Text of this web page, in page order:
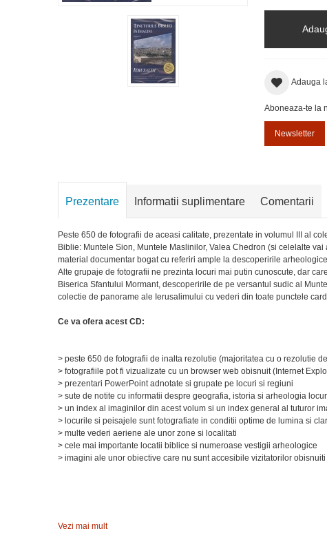
Adauga
Aboneaza-te la
Newsletter
Prezentare Informatii suplimentare Comentarii
Peste 650 de fotografii de aceasi calitate, prezentate in volumul III al
Biblie: Muntele Sion, Muntele Maslinilor, Valea Chedron (si celelalte
material documentar bogat cu referiri ample la descoperirile arheologice
Alte grupaje de fotografii ne prezinta locuri mai putin cunoscute, dar
Biserica Sfantului Mormant, descoperirile de pe versantul sudic al
colectie de panorame ale Ierusalimului cu vederi din toate punctele
Ce va ofera acest CD:
> peste 650 de fotografii de inalta rezolutie (majoritatea cu o rezolutie
> fotografiile pot fi vizualizate cu un browser web obisnuit (Internet
> prezentari PowerPoint adnotate si grupate pe locuri si regiuni
> sute de notite cu informatii despre geografia, istoria si arheologia
> un index al imaginilor din acest volum si un index general al tuturor
> locurile si peisajele sunt fotografiate in conditii optime de lumina si
> multe vederi aeriene ale unor zone si localitati
> cele mai importante locatii biblice si numeroase vestigii arheologice
> imagini ale unor obiective care nu sunt accesibile vizitatorilor obisnuiti
Vezi mai mult